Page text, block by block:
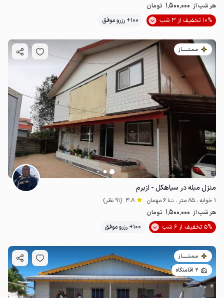
هر شب از 1٬500٬000 تومان
10% تخفیف از 3 شب
100+ رزرو موفق
مـمـتــــــاز
منزل مبله در سیاهکل - ازبرم
1 خوابه . 85 متر . تا 6 مهمان 4.8 (91 نظر)
هر شب از 1٬500٬000 تومان
5% تخفیف از 6 شب
100+ رزرو موفق
مـمـتــــــاز
2 اقامتگاه